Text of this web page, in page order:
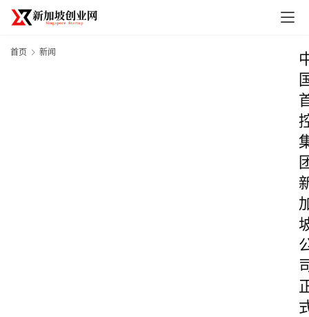
首页 新闻